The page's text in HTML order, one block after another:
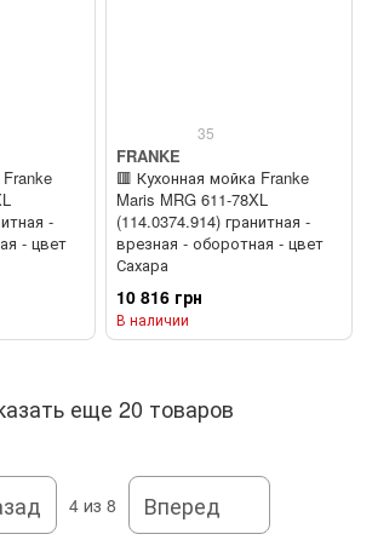
-
- цвет
35
FRANKE
🟥 Кухонная мойка Franke
Maris MRG 611-78XL
(114.0374.914) гранитная -
врезная - оборотная - цвет
Сахара
10 816 грн
В наличии
еще 20 товаров
4 из 8 Вперед